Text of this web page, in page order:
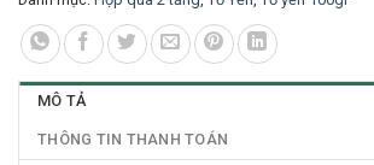
MÔ TẢ
THÔNG TIN THANH TOÁN